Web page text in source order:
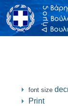
font size
Print